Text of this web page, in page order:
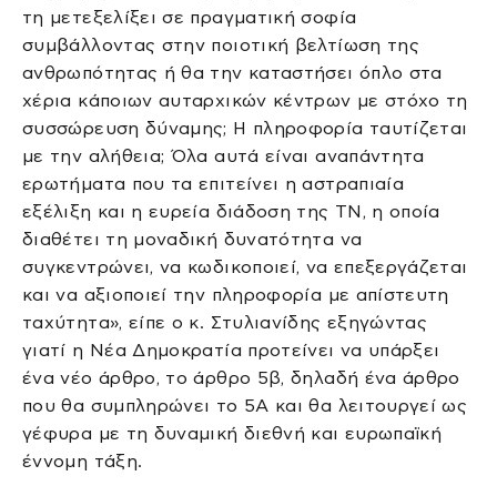
τη μετεξελίξει σε πραγματική σοφία
συμβάλλοντας στην ποιοτική βελτίωση της
ανθρωπότητας ή θα την καταστήσει όπλο στα
χέρια κάποιων αυταρχικών κέντρων με στόχο τη
συσσώρευση δύναμης; Η πληροφορία ταυτίζεται
με την αλήθεια; Όλα αυτά είναι αναπάντητα
ερωτήματα που τα επιτείνει η αστραπιαία
εξέλιξη και η ευρεία διάδοση της ΤΝ, η οποία
διαθέτει τη μοναδική δυνατότητα να
συγκεντρώνει, να κωδικοποιεί, να επεξεργάζεται
και να αξιοποιεί την πληροφορία με απίστευτη
ταχύτητα», είπε ο κ. Στυλιανίδης εξηγώντας
γιατί η Νέα Δημοκρατία προτείνει να υπάρξει
ένα νέο άρθρο, το άρθρο 5β, δηλαδή ένα άρθρο
που θα συμπληρώνει το 5Α και θα λειτουργεί ως
γέφυρα με τη δυναμική διεθνή και ευρωπαϊκή
έννομη τάξη.